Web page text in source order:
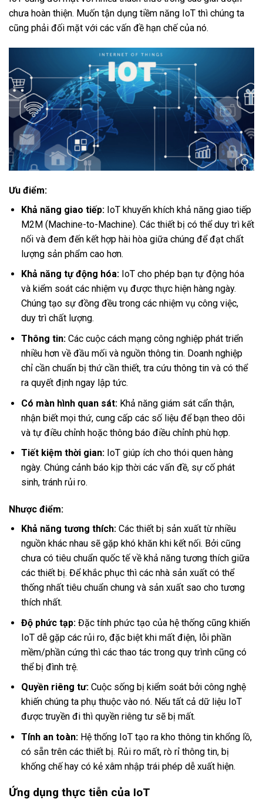
chưa hoàn thiện. Muốn tận dụng tiềm năng IoT thì chúng ta
cũng phải đối mặt với các vấn đề hạn chế của nó.
Ưu điểm:
Khả năng giao tiếp:IoT khuyến khích khả năng giao tiếp
M2M (Machine-to-Machine). Các thiết bị có thể duy trì kết
nối và đem đến kết hợp hài hòa giữa chúng để đạt chất
lượng sản phẩm cao hơn.
Khả năng tự động hóa:IoT cho phép bạn tự động hóa
và kiểm soát các nhiệm vụ được thực hiện hàng ngày.
Chúng tạo sự đồng đều trong các nhiệm vụ công việc,
duy trì chất lượng.
Thông tin:Các cuộc cách mạng công nghiệp phát triển
nhiều hơn về đầu mối và nguồn thông tin. Doanh nghiệp
chỉ cần chuẩn bị thứ cần thiết, tra cứu thông tin và có thể
ra quyết định ngay lập tức.
Có màn hình quan sát:Khả năng giám sát cẩn thận,
nhận biết mọi thứ, cung cấp các số liệu để bạn theo dõi
và tự điều chỉnh hoặc thông báo điều chỉnh phù hợp.
Tiết kiệm thời gian:IoT giúp ích cho thói quen hàng
ngày. Chúng cảnh báo kịp thời các vấn đề, sự cố phát
sinh, tránh rủi ro.
Nhược điểm:
Khả năng tương thích:Các thiết bị sản xuất từ nhiều
nguồn khác nhau sẽ gặp khó khăn khi kết nối. Bởi cũng
chưa có tiêu chuẩn quốc tế về khả năng tương thích giữa
các thiết bị. Để khắc phục thì các nhà sản xuất có thể
thống nhất tiêu chuẩn chung và sản xuất sao cho tương
thích nhất.
Độ phức tạp:Đặc tính phức tạo của hệ thống cũng khiến
IoT dễ gặp các rủi ro, đặc biệt khi mất điện, lỗi phần
mềm/phần cứng thì các thao tác trong quy trình cũng có
thể bị đình trệ.
Quyền riêng tư:Cuộc sống bị kiểm soát bởi công nghệ
khiến chúng ta phụ thuộc vào nó. Nếu tất cả dữ liệu IoT
được truyền đi thì quyền riêng tư sẽ bị mất.
Tính an toàn:Hệ thống IoT tạo ra kho thông tin khổng lồ,
có sẵn trên các thiết bị. Rủi ro mất, rò rỉ thông tin, bị
khống chế hay có kẻ xâm nhập trái phép dễ xuất hiện.
Ứng dụng thực tiễn của IoT